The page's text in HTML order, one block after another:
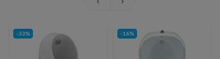
-33% -16%